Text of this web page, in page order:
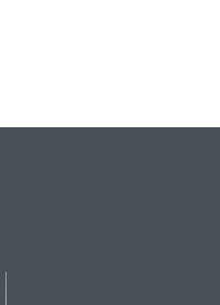
zásady prevence
pracovní